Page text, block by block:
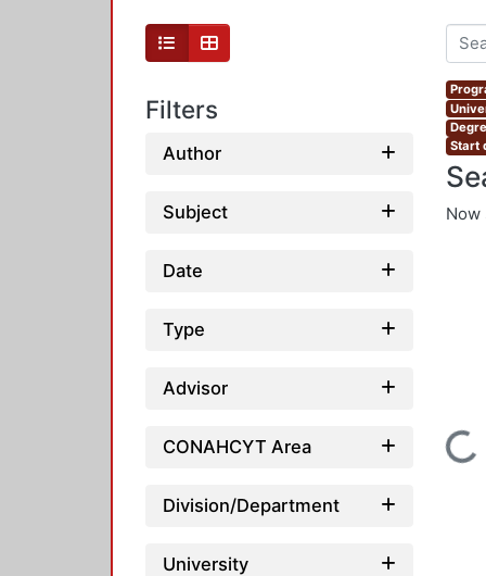
Filters
Author
Subject
Date
Type
Advisor
CONAHCYT Area
Division/Department
University
Start
Loading...